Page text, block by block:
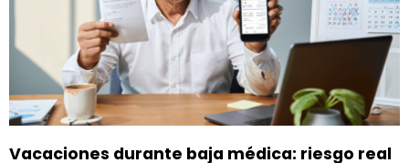
Vacaciones durante baja médica: riesgo real